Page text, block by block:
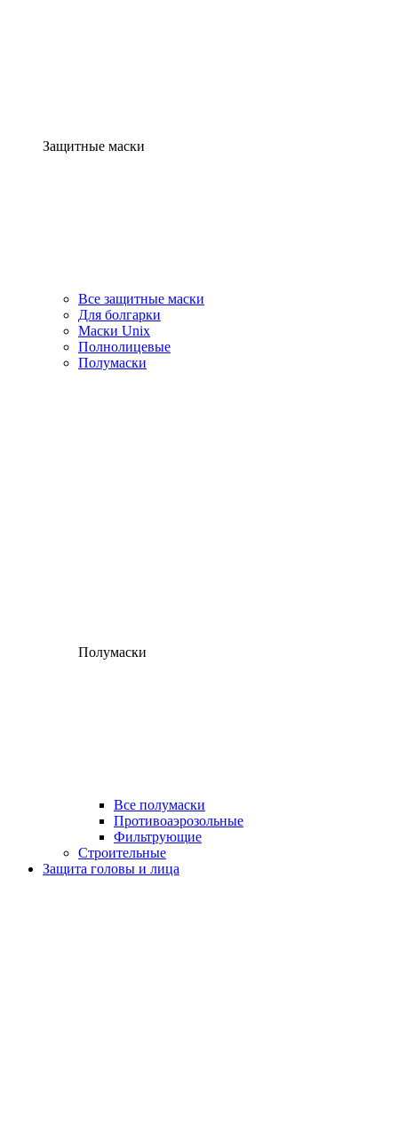
Защитные маски
Все защитные маски
Для болгарки
Маски Unix
Полнолицевые
Полумаски
Полумаски
Все полумаски
Противоаэрозольные
Фильтрующие
Строительные
Защита головы и лица